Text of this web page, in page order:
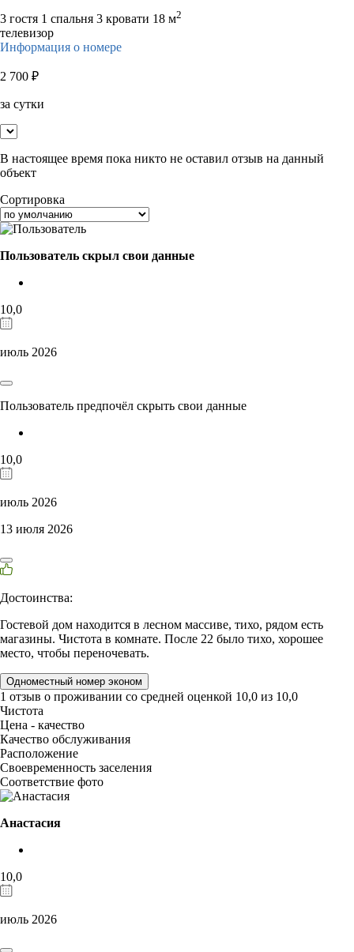
3 гостя 1 спальня 3 кровати 18 м2
телевизор
Информация о номере
2 700 ₽
за сутки
В настоящее время пока никто не оставил отзыв на данный
объект
Сортировка
Пользователь скрыл свои данные
10,0
июль 2026
Пользователь предпочёл скрыть свои данные
10,0
июль 2026
13 июля 2026
Достоинства:
Гостевой дом находится в лесном массиве, тихо, рядом есть
магазины. Чистота в комнате. После 22 было тихо, хорошее
место, чтобы переночевать.
Одноместный номер эконом
1 отзыв о проживании со средней оценкой 10,0 из 10,0
Чистота
Цена - качество
Качество обслуживания
Расположение
Своевременность заселения
Соответствие фото
Анастасия
10,0
июль 2026